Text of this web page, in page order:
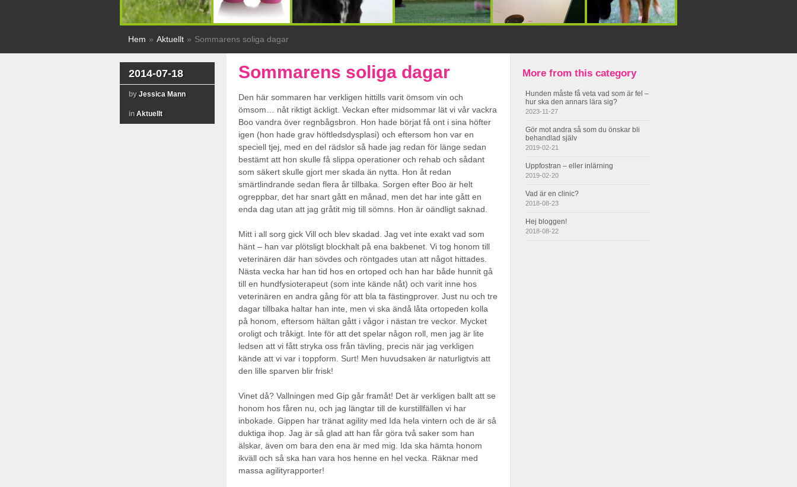
Hem » Aktuellt » Sommarens soliga dagar
2014-07-18
by Jessica Mann
in Aktuellt
Sommarens soliga dagar
Den här sommaren har verkligen hittills varit ömsom vin och
ömsom… nåt riktigt äckligt. Veckan efter midsommar lät vi vår vackra
Boo vandra över regnbågsbron. Hon hade börjat få ont i sina höfter
igen (hon hade grav höftledsdysplasi) och eftersom hon var en
speciell tjej, med en del rädslor så hade jag redan för länge sedan
bestämt att hon skulle få slippa operationer och rehab och sådant
som säkert skulle gjort mer skada än nytta. Hon åt redan
smärtlindrande sedan flera år tillbaka. Sorgen efter Boo är helt
ogreppbar, det har snart gått en månad, men det har inte gått en
enda dag utan att jag gråtit mig till sömns. Hon är oändligt saknad.
Mitt i all sorg gick Vill och blev skadad. Jag vet inte exakt vad som
hänt – han var plötsligt blockhalt på ena bakbenet. Vi tog honom till
veterinären där han sövdes och röntgades utan att något hittades.
Nästa vecka har han tid hos en ortoped och han har både hunnit gå
till en hundfysioterapeut (som inte kände nåt) och varit inne hos
veterinären en andra gång för att bla ta fästingprover. Just nu och tre
dagar tillbaka haltar han inte, men vi ska ändå låta ortopeden kolla
på honom, eftersom hältan gått i vågor i nästan tre veckor. Mycket
oroligt och tråkigt. Inte för att det spelar någon roll, men jag är lite
ledsen att vi fått stryka oss från tävling, precis när jag verkligen
kände att vi var i toppform. Surt! Men huvudsaken är naturligtvis att
den lille sparven blir frisk!
Vinet då? Vallningen med Gip går framåt! Det är verkligen ballt att se
honom hos fåren nu, och jag längtar till de kurstillfällen vi har
inbokade. Gippen har tränat agility med Ida hela vintern och de är så
duktiga ihop. Jag är så glad att han får göra två saker som han
älskar, även om bara den ena är med mig. Ida ska hämta honom
ikväll och så ska han vara hos henne en hel vecka. Räknar med
massa agilityrapporter!
More from this category
Hunden måste få veta vad som är fel –
hur ska den annars lära sig?
2023-11-27
Gör mot andra så som du önskar bli
behandlad själv
2019-02-21
Uppfostran – eller inlärning
2019-02-20
Vad är en clinic?
2018-08-23
Hej bloggen!
2018-08-22